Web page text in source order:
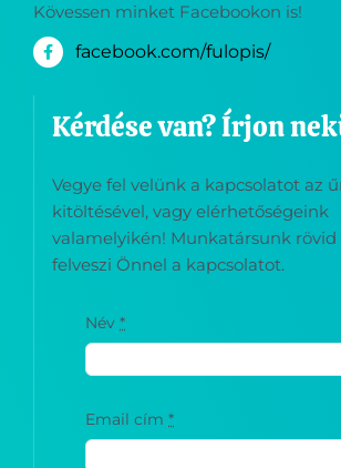
Kövessen minket Facebookon is!
facebook.com/fulopis/
Kérdése van? Írjon
Vegye fel velünk a kapcsolatot az
kitöltésével, vagy elérhetőségeink
valamelyikén! Munkatársunk
felveszi Önnel a kapcsolatot.
Név*
Email cím*